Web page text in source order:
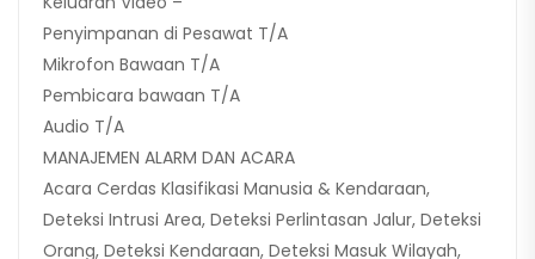
Penyimpanan di Pesawat T/A
Mikrofon Bawaan T/A
Pembicara bawaan T/A
Audio T/A
MANAJEMEN ALARM DAN ACARA
Acara Cerdas Klasifikasi Manusia & Kendaraan,
Deteksi Intrusi Area, Deteksi Perlintasan Jalur, Deteksi
Orang, Deteksi Kendaraan, Deteksi Masuk Wilayah,